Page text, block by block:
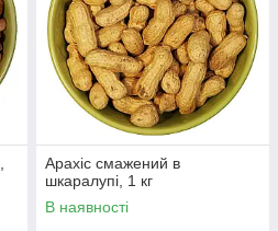
Арахіс смажений в
шкаралупі, 1 кг
В наявності